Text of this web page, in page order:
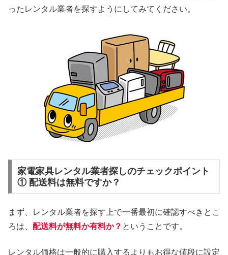
ったレンタル業者を探すようにしてみてください。
家電家具レンタル業者探しのチェックポイント
① 配送料は無料ですか？
まず、レンタル業者を探す上で一番最初に確認すべきとこ
ろは、 配送料が無料か有料か？ ということです。
レンタル価格は一般的に購入するよりもお得な値段に設定